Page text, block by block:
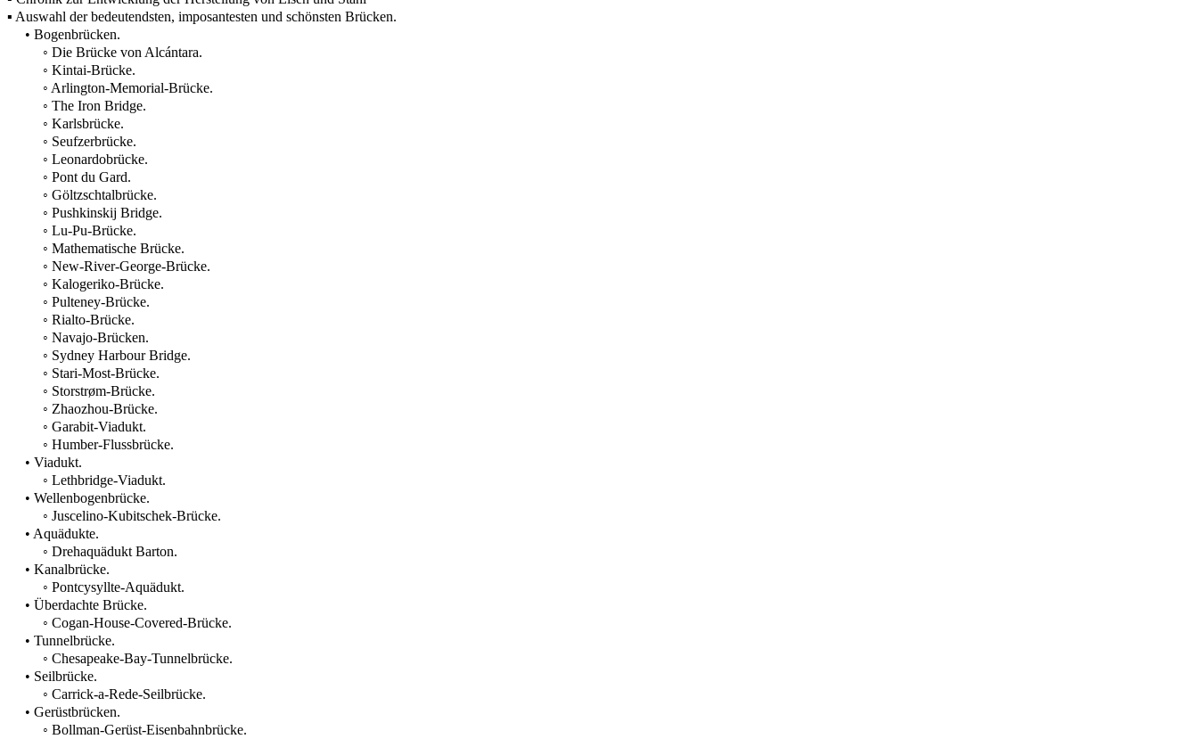
▪ Auswahl der bedeutendsten, imposantesten und schönsten Brücken.
• Bogenbrücken.
◦ Die Brücke von Alcántara.
◦ Kintai-Brücke.
◦ Arlington-Memorial-Brücke.
◦ The Iron Bridge.
◦ Karlsbrücke.
◦ Seufzerbrücke.
◦ Leonardobrücke.
◦ Pont du Gard.
◦ Göltzschtalbrücke.
◦ Pushkinskij Bridge.
◦ Lu-Pu-Brücke.
◦ Mathematische Brücke.
◦ New-River-George-Brücke.
◦ Kalogeriko-Brücke.
◦ Pulteney-Brücke.
◦ Rialto-Brücke.
◦ Navajo-Brücken.
◦ Sydney Harbour Bridge.
◦ Stari-Most-Brücke.
◦ Storstrøm-Brücke.
◦ Zhaozhou-Brücke.
◦ Garabit-Viadukt.
◦ Humber-Flussbrücke.
• Viadukt.
◦ Lethbridge-Viadukt.
• Wellenbogenbrücke.
◦ Juscelino-Kubitschek-Brücke.
• Aquädukte.
◦ Drehaquädukt Barton.
• Kanalbrücke.
◦ Pontcysyllte-Aquädukt.
• Überdachte Brücke.
◦ Cogan-House-Covered-Brücke.
• Tunnelbrücke.
◦ Chesapeake-Bay-Tunnelbrücke.
• Seilbrücke.
◦ Carrick-a-Rede-Seilbrücke.
• Gerüstbrücken.
◦ Bollman-Gerüst-Eisenbahnbrücke.